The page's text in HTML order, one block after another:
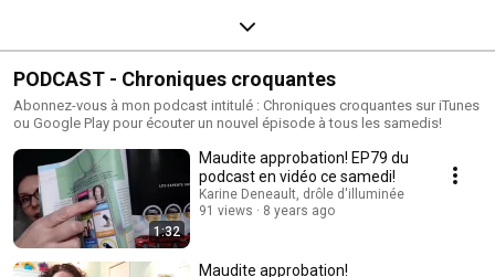
PODCAST - Chroniques croquantes
Abonnez-vous à mon podcast intitulé : Chroniques croquantes sur iTunes
ou Google Play pour écouter un nouvel épisode à tous les samedis!
1:32
Maudite approbation! EP79 du
podcast en vidéo ce samedi!
Karine Deneault, drôle d'illuminée
91 views
8 years ago
Maudite approbation!